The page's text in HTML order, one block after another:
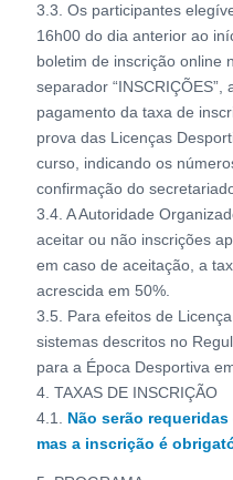
3.3. Os participantes
16h00 do dia anterior ao
boletim de inscrição online
separador
pagamento da taxa de
prova das Licenças
curso, indicando os
confirmação do
3.4. A Autoridade
aceitar ou não inscrições
em caso de aceitação, a
acrescida em 50%.
3.5. Para efeitos de
sistemas descritos no
para a Época Desportiva
4. TAXAS DE INSCRIÇÃO
4.1. Não serão
mas a inscrição é